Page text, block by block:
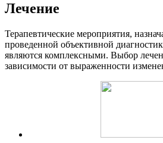
Лечение
Терапевтические мероприятия,
проведенной объективной
являются комплексными. Выбор
зависимости от выраженности